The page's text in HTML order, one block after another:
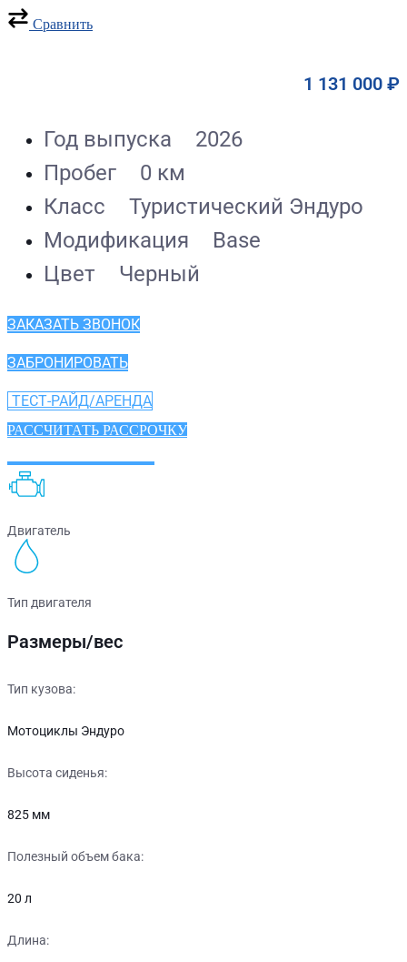
Сравнить
1 131 000 ₽
Год выпуска
2026
Пробег
0 км
Класс
Туристический Эндуро
Модификация
Base
Цвет
Черный
ЗАКАЗАТЬ ЗВОНОК
ЗАБРОНИРОВАТЬ
ТЕСТ-РАЙД/АРЕНДА
РАССЧИТАТЬ РАССРОЧКУ
Двигатель
Тип двигателя
Размеры/вес
Тип кузова:
Мотоциклы Эндуро
Высота сиденья:
825 мм
Полезный объем бака:
20 л
Длина: